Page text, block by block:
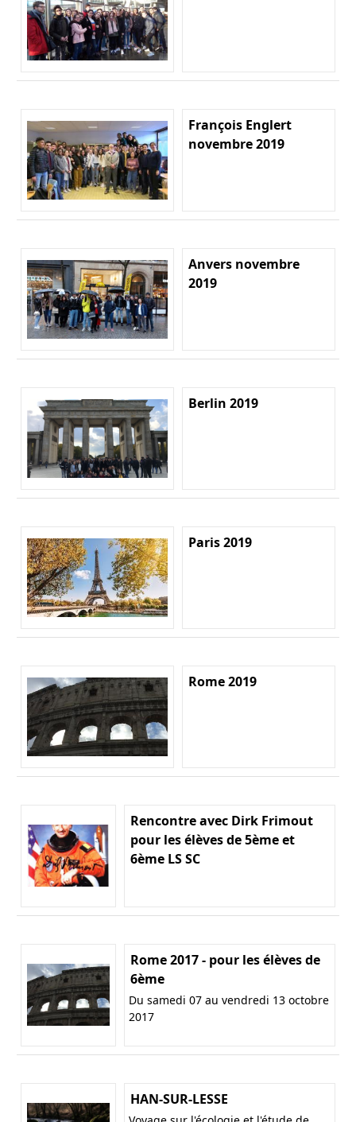
François Englert
novembre 2019
Anvers novembre
2019
Berlin 2019
Paris 2019
Rome 2019
Rencontre avec Dirk Frimout
pour les élèves de 5ème et
6ème LS SC
Rome 2017 - pour les élèves de
6ème
Du samedi 07 au vendredi 13 octobre
2017
HAN-SUR-LESSE